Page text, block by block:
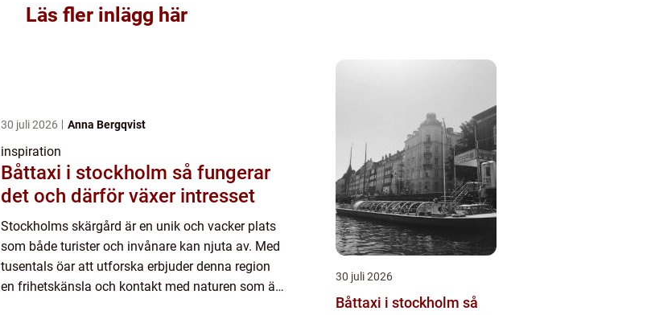
Läs fler inlägg här
30 juli 2026 Anna Bergqvist
inspiration
Båttaxi i stockholm så fungerar
det och därför växer intresset
Stockholms skärgård är en unik och vacker plats
som både turister och invånare kan njuta av. Med
tusentals öar att utforska erbjuder denna region
en frihetskänsla och kontakt med naturen som är
30 juli 2026
Båttaxi i stockholm så